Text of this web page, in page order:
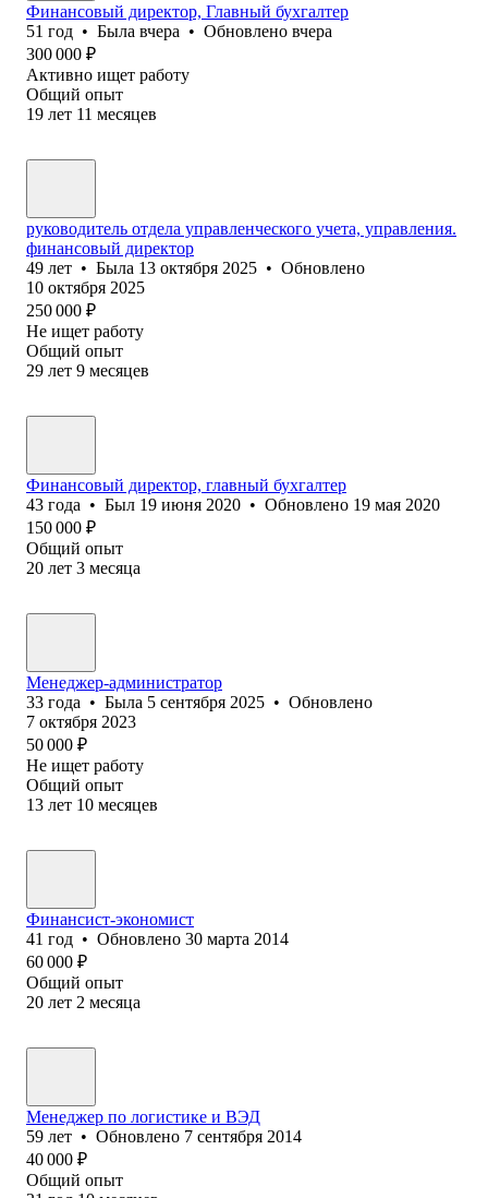
Финансовый директор, Главный бухгалтер
51 год • Была вчера • Обновлено вчера
300 000 ₽
Активно ищет работу
Общий опыт
19 лет 11 месяцев
руководитель отдела управленческого учета, управления.
финансовый директор
49 лет • Была 13 октября 2025 • Обновлено
10 октября 2025
250 000 ₽
Не ищет работу
Общий опыт
29 лет 9 месяцев
Финансовый директор, главный бухгалтер
43 года • Был 19 июня 2020 • Обновлено 19 мая 2020
150 000 ₽
Общий опыт
20 лет 3 месяца
Менеджер-администратор
33 года • Была 5 сентября 2025 • Обновлено
7 октября 2023
50 000 ₽
Не ищет работу
Общий опыт
13 лет 10 месяцев
Финансист-экономист
41 год • Обновлено 30 марта 2014
60 000 ₽
Общий опыт
20 лет 2 месяца
Менеджер по логистике и ВЭД
59 лет • Обновлено 7 сентября 2014
40 000 ₽
Общий опыт